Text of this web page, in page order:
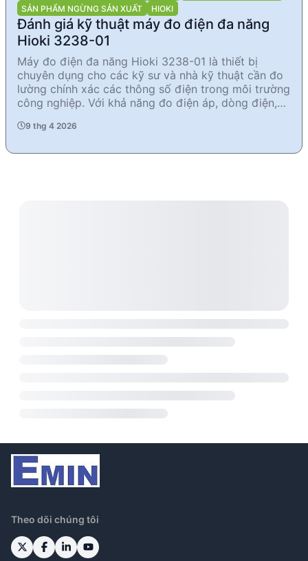
SẢN PHẨM NGỪNG SẢN XUẤT
HIOKI
Đánh giá kỹ thuật máy đo điện đa năng
Hioki 3238-01
Máy đo điện đa năng Hioki 3238-01 là thiết bị
chuyên dụng cho các kỹ sư và nhà kỹ thuật cần đo
lường chính xác các thông số điện trong môi trường
công nghiệp. Với khả năng đo điện áp, dòng điện,
xác cao và nhiều tính năng hữu ích như kiểm tra
Hioki 3238-01 vẫn là lựa chọn đáng tin cậy cho các
9 thg 4 2026
Theo dõi chúng tôi